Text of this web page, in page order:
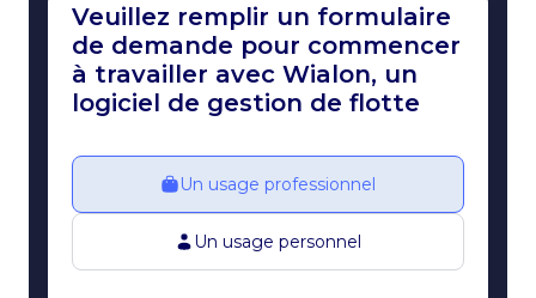
Veuillez remplir un formulaire
de demande pour commencer
à travailler avec Wialon, un
logiciel de gestion de flotte
Un usage professionnel
Un usage personnel